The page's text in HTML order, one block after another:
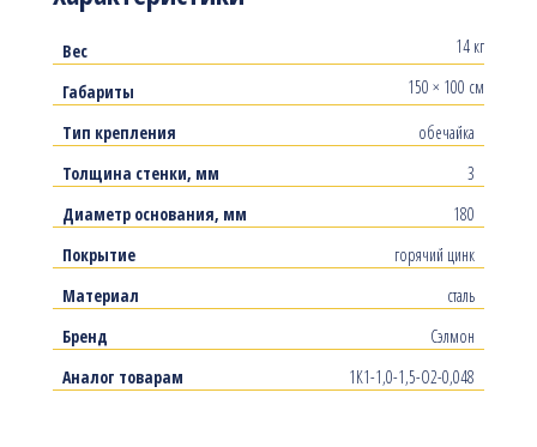
Вес
14 кг
Габариты
150 × 100 см
Тип крепления
обечайка
Толщина стенки, мм
3
Диаметр основания, мм
180
Покрытие
горячий цинк
Материал
сталь
Бренд
Сэлмон
Аналог товарам
1К1-1,0-1,5-О2-0,048